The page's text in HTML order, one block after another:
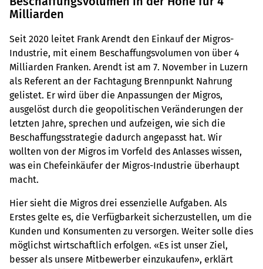
Milliarden
Seit 2020 leitet Frank Arendt den Einkauf der Migros-
Industrie, mit einem Beschaffungsvolumen von über 4
Milliarden Franken. Arendt ist am 7. November in Luzern
als Referent an der Fachtagung Brennpunkt Nahrung
gelistet. Er wird über die Anpassungen der Migros,
ausgelöst durch die geopolitischen Veränderungen der
letzten Jahre, sprechen und aufzeigen, wie sich die
Beschaffungsstrategie dadurch angepasst hat. Wir
wollten von der Migros im Vorfeld des Anlasses wissen,
was ein Chefeinkäufer der Migros-Industrie überhaupt
macht.
Hier sieht die Migros drei essenzielle Aufgaben. Als
Erstes gelte es, die Verfügbarkeit sicherzustellen, um die
Kunden und Konsumenten zu versorgen. Weiter solle dies
möglichst wirtschaftlich erfolgen. «Es ist unser Ziel,
besser als unsere Mitbewerber einzukaufen», erklärt